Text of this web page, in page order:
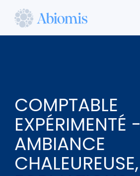
contenu
Abiomis
COMPTABLE
EXPÉRIMENTÉ -
AMBIANCE
CHALEUREUSE,